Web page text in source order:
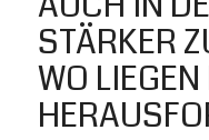
STÄRKER
WO LIEGEN